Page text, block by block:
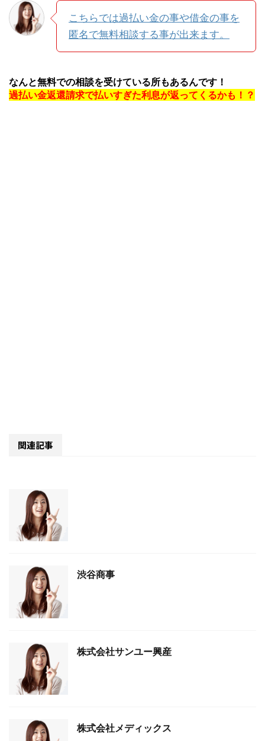
こちらでは過払い金の事や借金の事を
匿名で無料相談する事が出来ます。
なんと無料での相談を受けている所もあるんです！
過払い金返還請求で払いすぎた利息が返ってくるかも！？
関連記事
渋谷商事
株式会社サンユー興産
株式会社メディックス